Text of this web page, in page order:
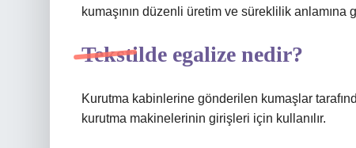
kumaşının düzenli üretim ve süreklilik
Tekstilde egalize nedir?
Kurutma kabinlerine gönderilen kumaşlar
kurutma makinelerinin girişleri için kullanılır.